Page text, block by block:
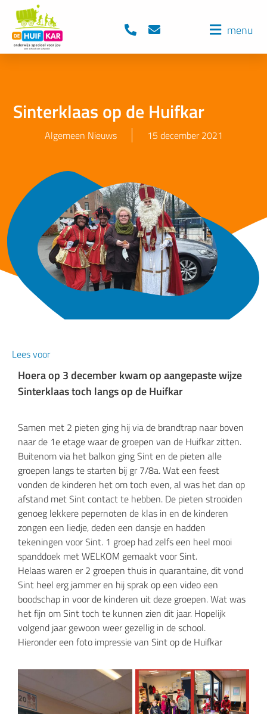
menu
Sinterklaas op de Huifkar
Algemeen Nieuws 15 december 2021
Lees voor
Hoera op 3 december kwam op aangepaste wijze
Sinterklaas toch langs op de Huifkar
Samen met 2 pieten ging hij via de brandtrap naar boven
naar de 1e etage waar de groepen van de Huifkar zitten.
Buitenom via het balkon ging Sint en de pieten alle
groepen langs te starten bij gr 7/8a. Wat een feest
vonden de kinderen het om toch even, al was het dan op
afstand met Sint contact te hebben. De pieten strooiden
genoeg lekkere pepernoten de klas in en de kinderen
zongen een liedje, deden een dansje en hadden
tekeningen voor Sint. 1 groep had zelfs een heel mooi
spanddoek met WELKOM gemaakt voor Sint.
Helaas waren er 2 groepen thuis in quarantaine, dit vond
Sint heel erg jammer en hij sprak op een video een
boodschap in voor de kinderen uit deze groepen. Wat was
het fijn om Sint toch te kunnen zien dit jaar. Hopelijk
volgend jaar gewoon weer gezellig in de school.
Hieronder een foto impressie van Sint op de Huifkar